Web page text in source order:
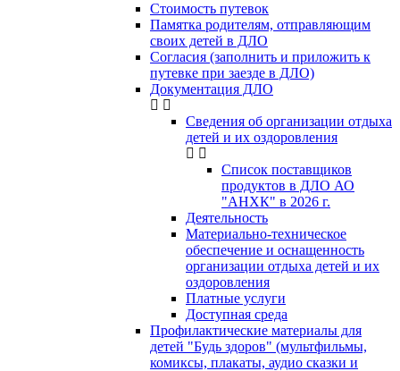
Стоимость путевок
Памятка родителям, отправляющим
своих детей в ДЛО
Согласия (заполнить и приложить к
путевке при заезде в ДЛО)
Документация ДЛО
Сведения об организации отдыха
детей и их оздоровления
Список поставщиков
продуктов в ДЛО АО
"АНХК" в 2026 г.
Деятельность
Материально-техническое
обеспечение и оснащенность
организации отдыха детей и их
оздоровления
Платные услуги
Доступная среда
Профилактические материалы для
детей "Будь здоров" (мультфильмы,
комиксы, плакаты, аудио сказки и